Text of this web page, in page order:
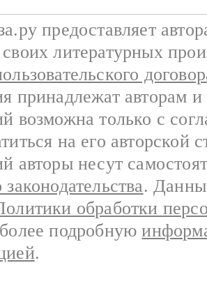
предоставляет
литературных
принадлежат авторам
возможна только с
на его авторской
авторы несут
.
обработки
подробную
.